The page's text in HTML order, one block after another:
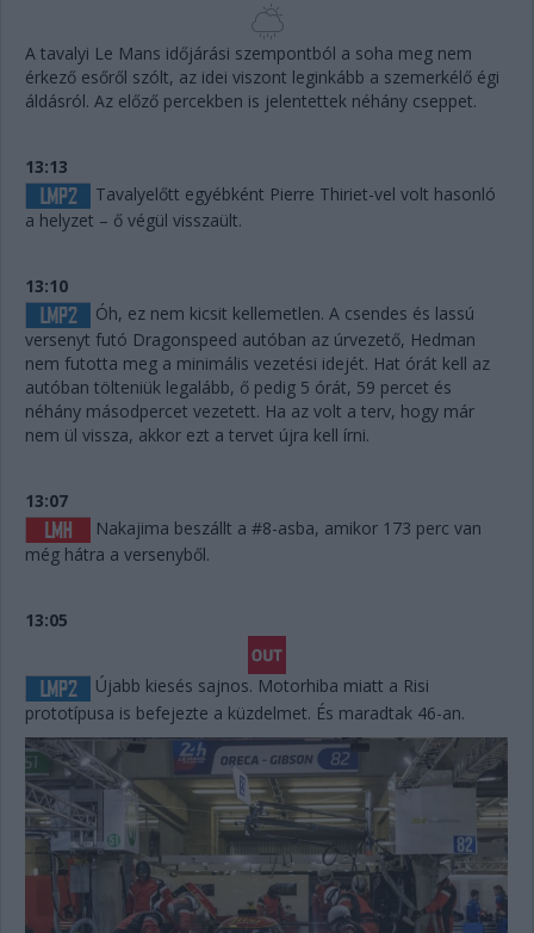
A tavalyi Le Mans időjárási szempontból a soha meg nem
érkező esőről szólt, az idei viszont leginkább a szemerkélő égi
áldásról. Az előző percekben is jelentettek néhány cseppet.
13:13
Tavalyelőtt egyébként Pierre Thiriet-vel volt hasonló
a helyzet – ő végül visszaült.
13:10
Óh, ez nem kicsit kellemetlen. A csendes és lassú
versenyt futó Dragonspeed autóban az úrvezető, Hedman
nem futotta meg a minimális vezetési idejét. Hat órát kell az
autóban tölteniük legalább, ő pedig 5 órát, 59 percet és
néhány másodpercet vezetett. Ha az volt a terv, hogy már
nem ül vissza, akkor ezt a tervet újra kell írni.
13:07
Nakajima beszállt a #8-asba, amikor 173 perc van
még hátra a versenyből.
13:05
Újabb kiesés sajnos. Motorhiba miatt a Risi
prototípusa is befejezte a küzdelmet. És maradtak 46-an.